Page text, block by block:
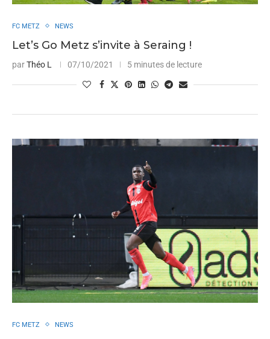
FC METZ NEWS
Let’s Go Metz s’invite à Seraing !
parThéo L 07/10/2021 5 minutes de lecture
FC METZ NEWS